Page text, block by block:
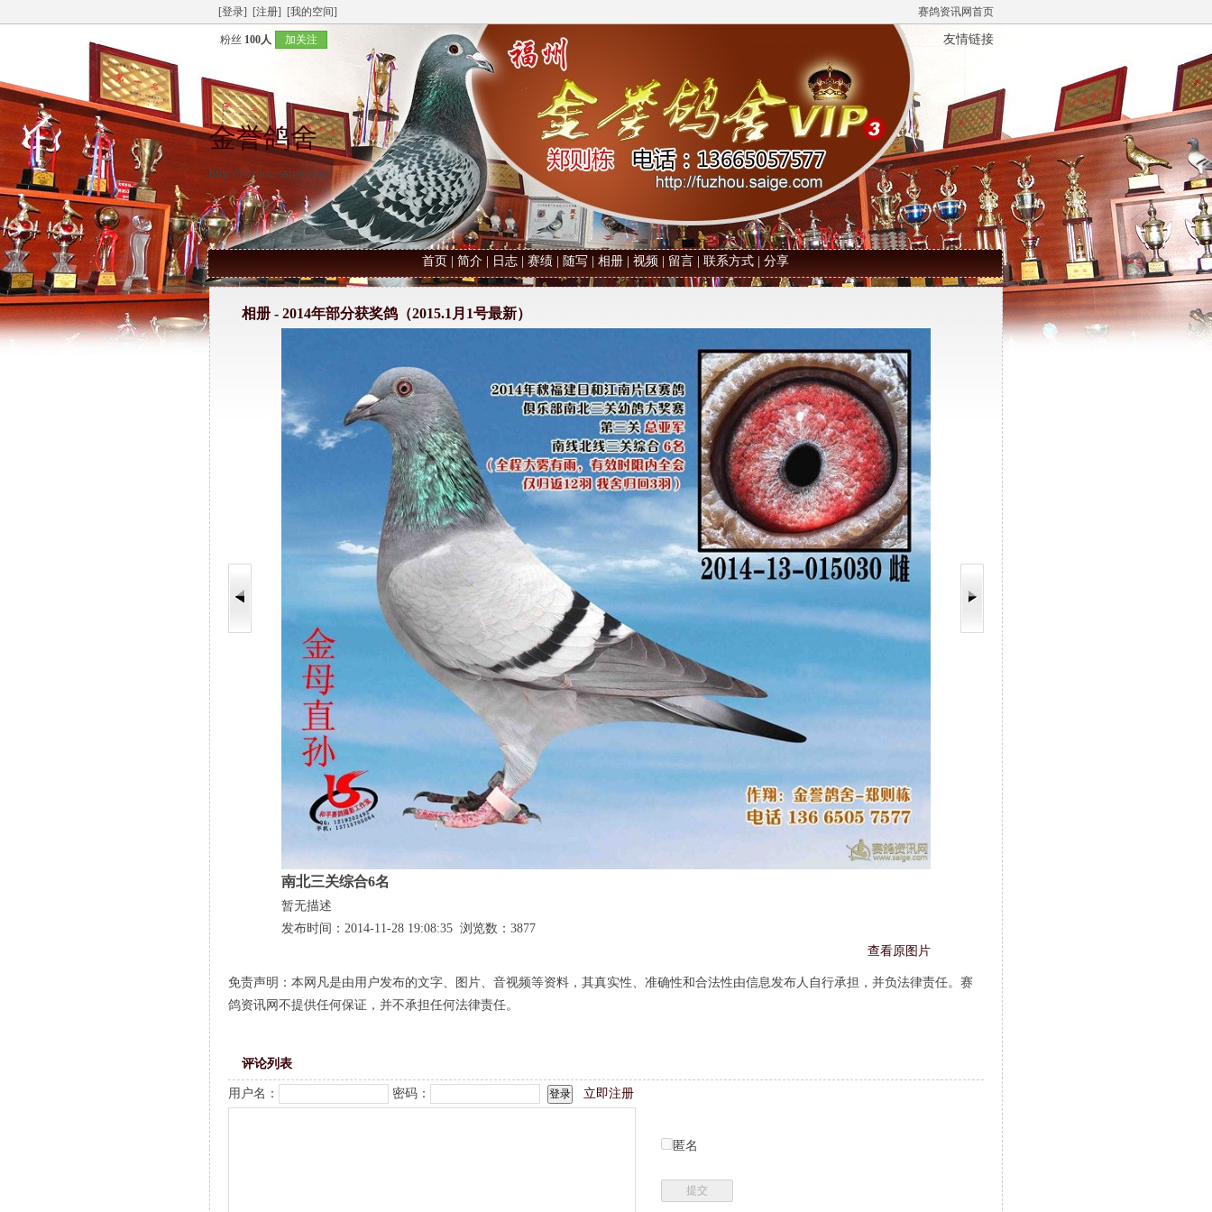
[登录] [注册] [我的空间] 赛鸽资讯网首页
粉丝 100人 加关注 友情链接
金誉鸽舍
http://fuzhou.saige.com/
首页 简介| 日志| 赛绩| 随写 相册| 视频 留言| 联系方式| 分享
相册 - 2014年部分获奖鸽（2015.1月1号最新）
南北三关综合6名
暂无描述
发布时间：2014-11-28 19:08:35 浏览数：3877
查看原图片
免责声明：本网凡是由用户发布的文字、图片、音视频等资料，其真实性、准确性和合法性由信息发布人自行承担，并负法律责任。赛
鸽资讯网不提供任何保证，并不承担任何法律责任。
评论列表
用户名： 密码： 立即注册
匿名